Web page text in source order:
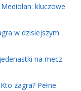
kluczowe
w dzisiejszym
na mecz
zagra? Pełne